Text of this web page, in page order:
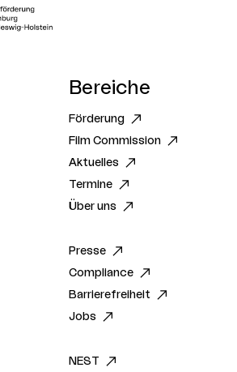
Bereiche
Förderung
Film Commission
Aktuelles
Termine
Über uns
Presse
Compliance
Barrierefreiheit
Jobs
NEST